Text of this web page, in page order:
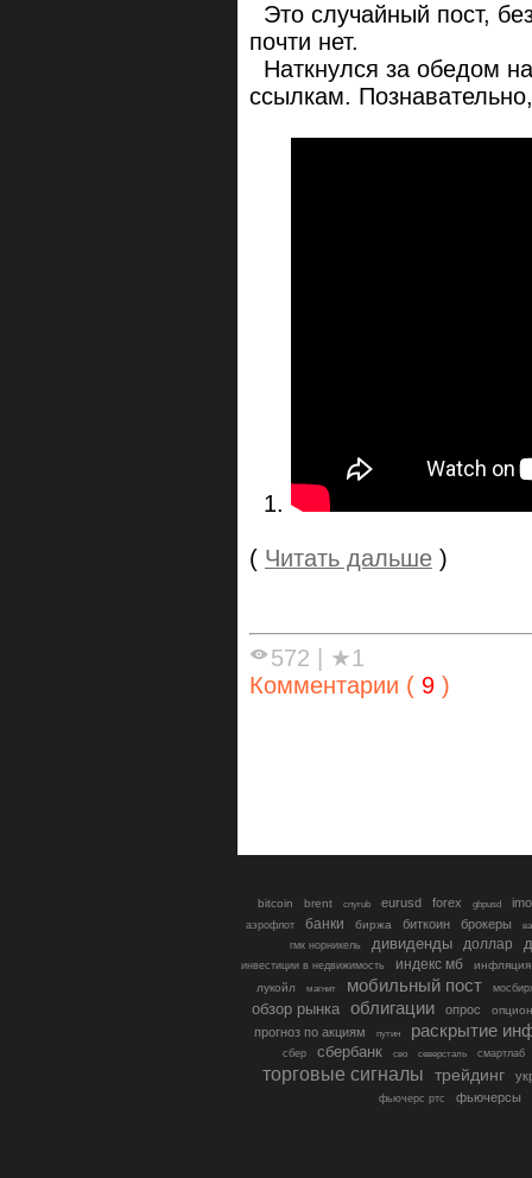
Это случайный пост,
почти нет.
Наткнулся за обедом
ссылкам.
1.
( Читать дальше )
572 | ★1
Комментарии ( 9 )
bitcoin brent cnyrub eurusd forex gbpusd
аэрофлот банки биржа биткоин брокеры
гмк норникель
дивиденды доллар
инвестиции в недвижимость индекс мб
инфляция
лукойл
магнит мобильный пост
обзор рынка облигации опрос
прогноз по акциям путин раскрытие
сбер сбербанк сво северсталь смартлаб
торговые сигналы трейдинг
фьючерс ртс фьючерсы